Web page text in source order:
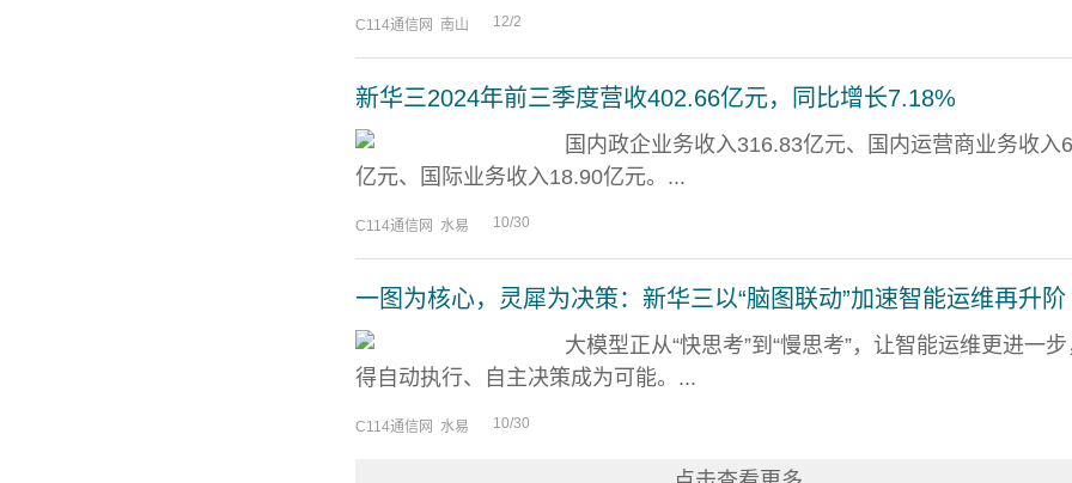
C114通信网 南山 12/2
新华三2024年前三季度营收402.66亿元，同比增长7.18%
国内政企业务收入316.83亿元、国内运营商业务收入
亿元、国际业务收入18.90亿元。...
C114通信网 水易 10/30
一图为核心，灵犀为决策：新华三以“脑图联动”加速智能运维再升阶
大模型正从“快思考”到“慢思考”，让智能运维更进一
得自动执行、自主决策成为可能。...
C114通信网 水易 10/30